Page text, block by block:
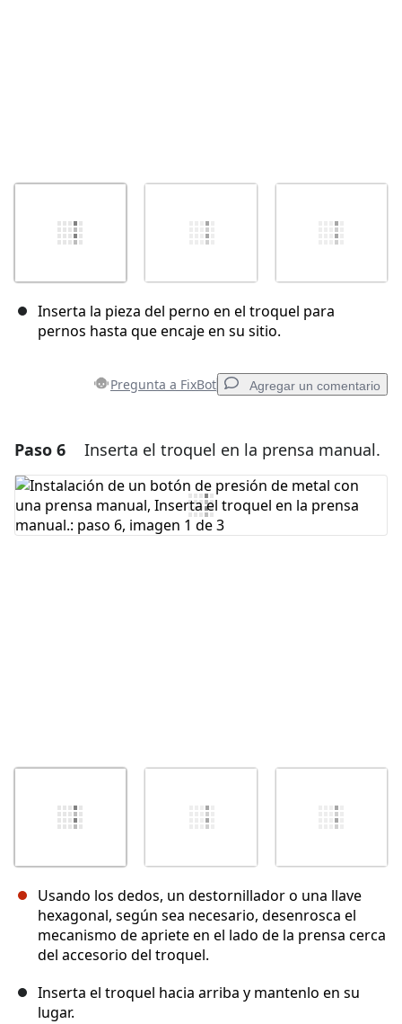
Inserta la pieza del perno en el troquel para
pernos hasta que encaje en su sitio.
Pregunta a FixBot Agregar un comentario
Agregar un comentario
Agregar Comentario
Paso 6 Inserta el troquel en la prensa manual.
Usando los dedos, un destornillador o una llave
hexagonal, según sea necesario, desenrosca el
mecanismo de apriete en el lado de la prensa cerca
del accesorio del troquel.
Inserta el troquel hacia arriba y mantenlo en su
lugar.